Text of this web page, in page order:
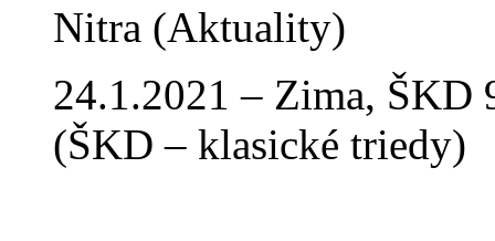
Nitra (Aktuality)
24.1.2021 – Zima, ŠKD
(ŠKD – klasické triedy)